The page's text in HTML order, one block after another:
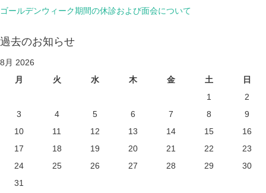
ゴールデンウィーク期間の休診および面会について
過去のお知らせ
8月 2026
月
火 水 木 金 土
日
1
2
3
4 5 6 7 8
9
10
11 12 13 14 15
16
17
18 19 20 21 22
23
24
25 26 27 28 29
30
31